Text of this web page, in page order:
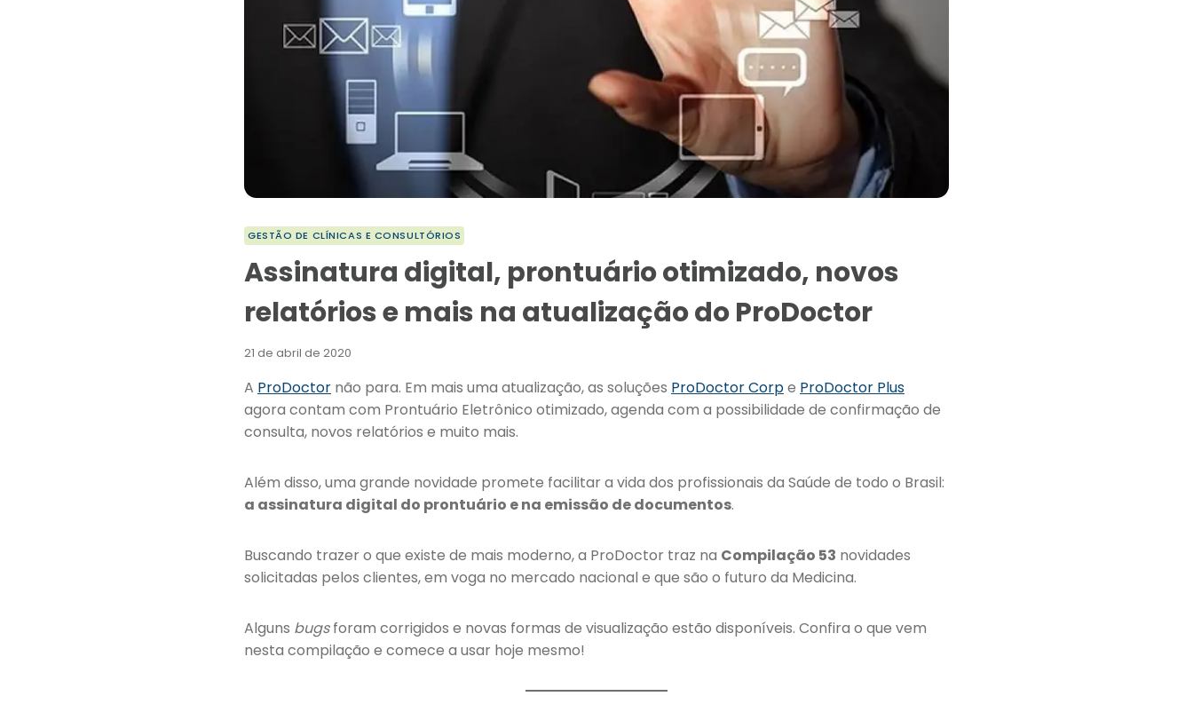
GESTÃO DE CLÍNICAS E CONSULTÓRIOS
Assinatura digital, prontuário otimizado, novos
relatórios e mais na atualização do ProDoctor
21 de abril de 2020
A ProDoctor não para. Em mais uma atualização, as soluções ProDoctorCorpe ProDoctor Plus
agora contam com Prontuário Eletrônico otimizado, agenda com a possibilidade de confirmação de
consulta, novos relatórios e muito mais.
Além disso, uma grande novidade promete facilitar a vida dos profissionais da Saúde de todo o Brasil:
a assinatura digital do prontuário e na emissão de documentos.
Buscando trazer o que existe de mais moderno, a ProDoctor traz na Compilação 53 novidades
solicitadas pelos clientes, em voga no mercado nacional e que são o futuro da Medicina.
Alguns bugsforam corrigidos e novas formas de visualização estão disponíveis. Confira o que vem
nesta compilação e comece a usar hoje mesmo!